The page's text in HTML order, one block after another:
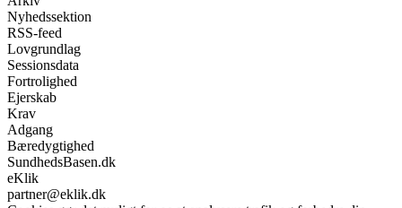
Nyhedssektion
RSS-feed
Lovgrundlag
Sessionsdata
Fortrolighed
Ejerskab
Krav
Adgang
Bæredygtighed
SundhedsBasen.dk
eKlik
partner@eklik.dk